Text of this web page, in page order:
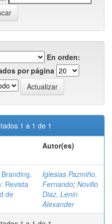
En orden:
por página
1 a 1 de 1
Autor(es)
Revista
de
Iglesias Pazmiño,
Fernando; Novillo
Diaz, Lenin
Alexander